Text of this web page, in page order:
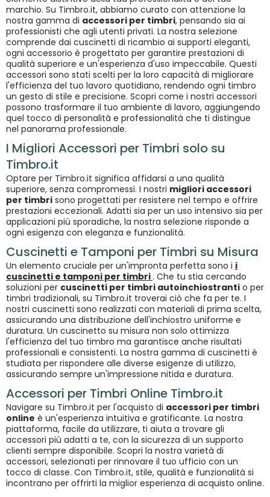
marchio. Su Timbro.it, abbiamo curato con attenzione la
nostra gamma di accessori per timbri, pensando sia ai
professionisti che agli utenti privati. La nostra selezione
comprende dai cuscinetti di ricambio ai supporti eleganti,
ogni accessorio è progettato per garantire prestazioni di
qualità superiore e un'esperienza d'uso impeccabile. Questi
accessori sono stati scelti per la loro capacità di migliorare
l'efficienza del tuo lavoro quotidiano, rendendo ogni timbro
un gesto di stile e precisione. Scopri come i nostri accessori
possono trasformare il tuo ambiente di lavoro, aggiungendo
quel tocco di personalità e professionalità che ti distingue
nel panorama professionale.
I Migliori Accessori per Timbri solo su
Timbro.it
Optare per Timbro.it significa affidarsi a una qualità
superiore, senza compromessi. I nostri migliori accessori
per timbri sono progettati per resistere nel tempo e offrire
prestazioni eccezionali. Adatti sia per un uso intensivo sia per
applicazioni più sporadiche, la nostra selezione risponde a
ogni esigenza con eleganza e funzionalità.
Cuscinetti e Tamponi per Timbri su Misura
Un elemento cruciale per un'impronta perfetta sono i i
cuscinetti e tamponi per timbri. Che tu stia cercando
soluzioni per cuscinetti per timbri autoinchiostranti o per
timbri tradizionali, su Timbro.it troverai ciò che fa per te. I
nostri cuscinetti sono realizzati con materiali di prima scelta,
assicurando una distribuzione dell'inchiostro uniforme e
duratura. Un cuscinetto su misura non solo ottimizza
l'efficienza del tuo timbro ma garantisce anche risultati
professionali e consistenti. La nostra gamma di cuscinetti è
studiata per rispondere alle diverse esigenze di utilizzo,
assicurando sempre un'impressione nitida e duratura.
Accessori per Timbri Online Timbro.it
Navigare su Timbro.it per l'acquisto di accessori per timbri
online è un'esperienza intuitiva e gratificante. La nostra
piattaforma, facile da utilizzare, ti aiuta a trovare gli
accessori più adatti a te, con la sicurezza di un supporto
clienti sempre disponibile. Scopri la nostra varietà di
accessori, selezionati per rinnovare il tuo ufficio con un
tocco di classe. Con Timbro.it, stile, qualità e funzionalità si
incontrano per offrirti la miglior esperienza di acquisto online.